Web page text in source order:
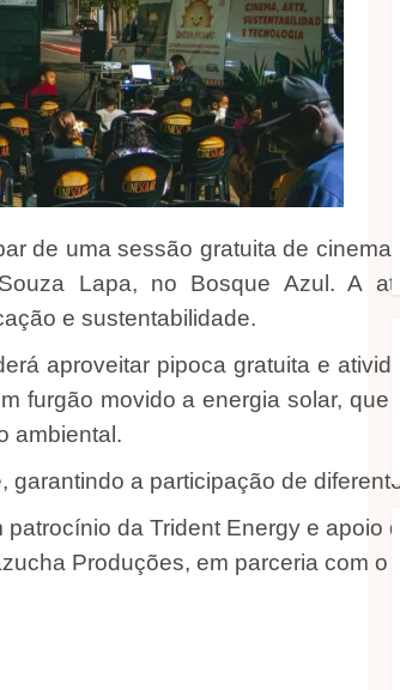
de uma sessão gratuita de cinema
Lapa, no Bosque Azul. A
e sustentabilidade.
aproveitar pipoca gratuita e
furgão movido a energia solar, que
ambiental.
a participação de
da Trident Energy e apoio
Produções, em parceria com o